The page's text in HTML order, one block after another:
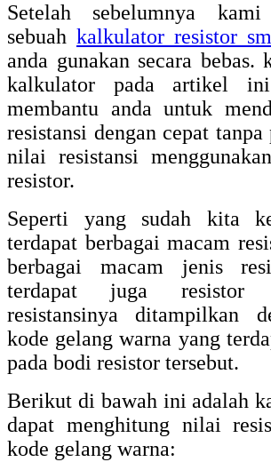
Setelah sebelumnya kami
sebuah kalkulator resistor
anda gunakan secara bebas.
kalkulator pada artikel
membantu anda untuk
resistansi dengan cepat
nilai resistansi
resistor.
Seperti yang sudah kita
terdapat berbagai macam
berbagai macam jenis
terdapat juga
resistansinya ditampilkan
kode gelang warna yang
pada bodi resistor tersebut.
Berikut di bawah ini adalah
dapat menghitung nilai
kode gelang warna: